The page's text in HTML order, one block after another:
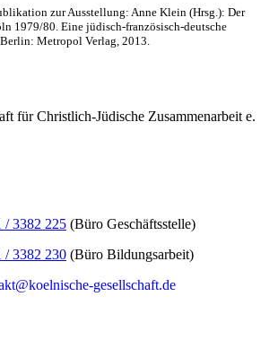
zur Ausstellung: Anne Klein (Hrsg.): Der
1979/80. Eine jüdisch-französisch-deutsche
Metropol Verlag, 2013.
für Christlich-Jüdische Zusammenarbeit e.
/ 3382 225 (Büro Geschäftsstelle)
/ 3382 230 (Büro Bildungsarbeit)
gesellschaft.de